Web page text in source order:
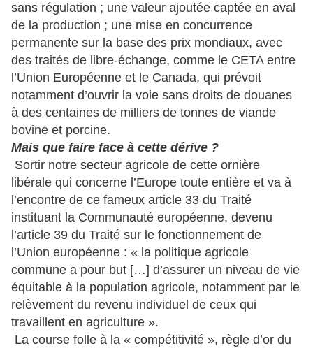
sans régulation ; une valeur ajoutée captée en aval
de la production ; une mise en concurrence
permanente sur la base des prix mondiaux, avec
des traités de libre-échange, comme le CETA entre
l’Union Européenne et le Canada, qui prévoit
notamment d’ouvrir la voie sans droits de douanes
à des centaines de milliers de tonnes de viande
bovine et porcine.
Mais que faire face à cette dérive ?
Sortir notre secteur agricole de cette ornière
libérale qui concerne l’Europe toute entière et va à
l’encontre de ce fameux article 33 du Traité
instituant la Communauté européenne, devenu
l’article 39 du Traité sur le fonctionnement de
l’Union européenne : « la politique agricole
commune a pour but […] d’assurer un niveau de vie
équitable à la population agricole, notamment par le
relèvement du revenu individuel de ceux qui
travaillent en agriculture ».
La course folle à la « compétitivité », règle d’or du